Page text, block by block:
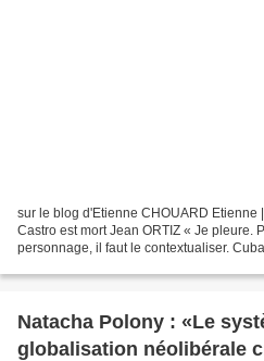
sur le blog d'Etienne CHOUARD Etienne
Castro est mort Jean ORTIZ « Je pleure.
personnage, il faut le contextualiser.
Natacha Polony : «Le
globalisation néolibérale